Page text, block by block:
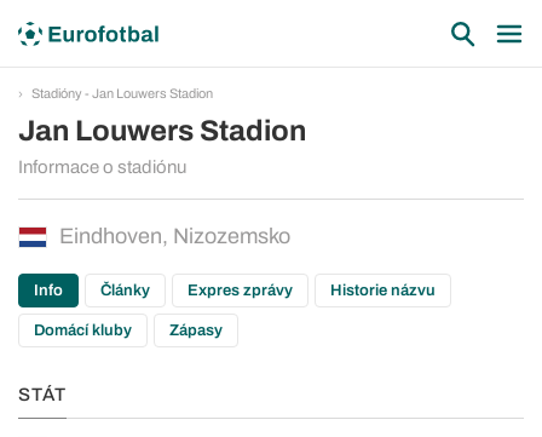
Stadióny - Jan Louwers Stadion
Jan Louwers Stadion
Informace o stadiónu
Eindhoven, Nizozemsko
Info Články Expres zprávy Historie názvu
Domácí kluby Zápasy
STÁT